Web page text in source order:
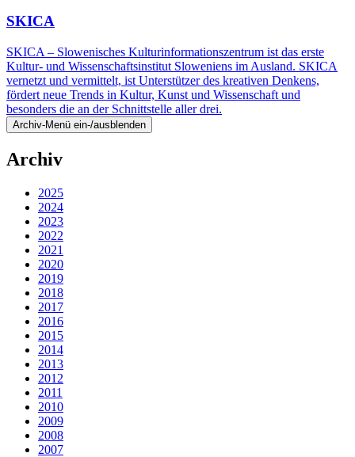
SKICA
SKICA – Slowenisches Kulturinformationszentrum ist das erste
Kultur- und Wissenschaftsinstitut Sloweniens im Ausland. SKICA
vernetzt und vermittelt, ist Unterstützer des kreativen Denkens,
fördert neue Trends in Kultur, Kunst und Wissenschaft und
besonders die an der Schnittstelle aller drei.
Archiv-Menü ein-/ausblenden
Archiv
2025
2024
2023
2022
2021
2020
2019
2018
2017
2016
2015
2014
2013
2012
2011
2010
2009
2008
2007